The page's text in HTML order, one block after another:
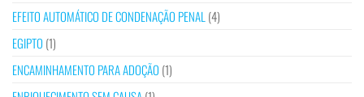
EFEITO AUTOMÁTICO DE CONDENAÇÃO PENAL (4)
EGIPTO (1)
ENCAMINHAMENTO PARA ADOÇÃO (1)